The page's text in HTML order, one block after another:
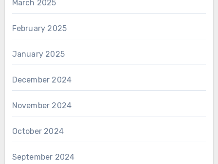
March 2025
February 2025
January 2025
December 2024
November 2024
October 2024
September 2024